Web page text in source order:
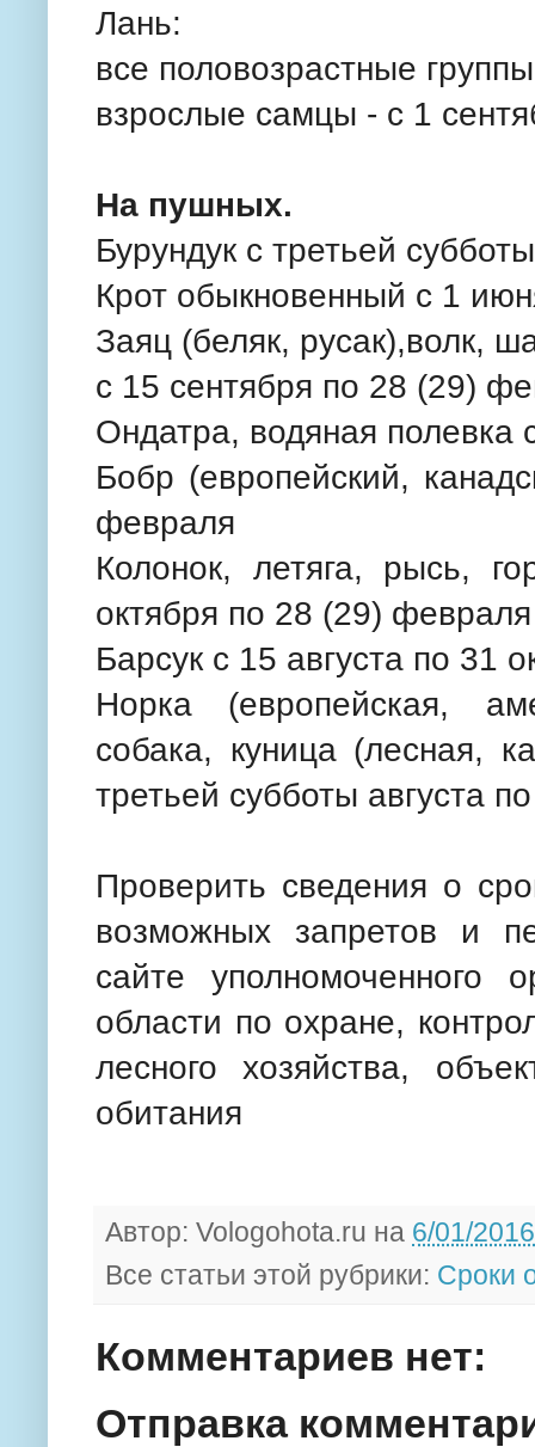
Лань:
все половозрастные
взрослые самцы - с 1
На пушных.
Бурундук с третьей
Крот обыкновенный с 1
Заяц (беляк, русак),волк,
с 15 сентября по 28 (29)
Ондатра, водяная полевка
Бобр (европейский,
февраля
Колонок, летяга, рысь,
октября по 28 (29) февраля
Барсук с 15 августа по 31
Норка (европейская,
собака, куница (лесная,
третьей субботы августа
Проверить сведения о
возможных запретов и
сайте уполномоченного
области по охране,
лесного хозяйства,
обитания
Автор: Vologohota.ru на 6/01/2016
Все статьи этой рубрики: Сроки
Комментариев нет:
Отправка